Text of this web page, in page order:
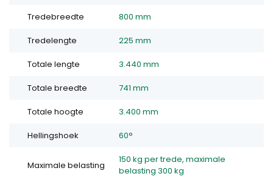
Tredebreedte 800 mm
Tredelengte 225 mm
Totale lengte 3.440 mm
Totale breedte 741 mm
Totale hoogte 3.400 mm
Hellingshoek 60°
Maximale belasting
150 kg per trede, maximale
belasting 300 kg